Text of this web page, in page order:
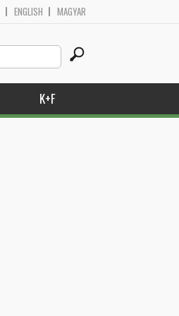
ENGLISH MAGYAR
Search
this
site
K+F